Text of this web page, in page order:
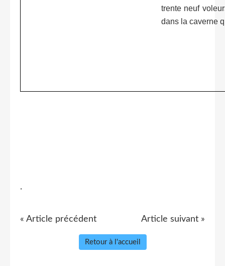
trente neuf
dans la caverne
.
« Article précédent Article suivant »
Retour à l'accueil